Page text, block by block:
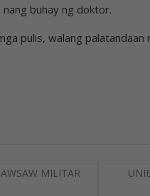
nang buhay ng doktor.
pulis, walang
MILITAR